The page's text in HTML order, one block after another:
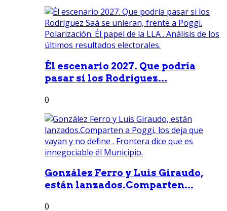
Él escenario 2027. Que podría
pasar si los Rodríguez...
0
González Ferro y Luis Giraudo,
están lanzados.Comparten...
0